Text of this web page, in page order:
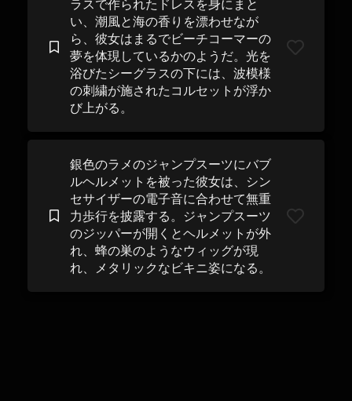
ラスで作られたドレスを身にまと
い、潮風と海の香りを漂わせなが
ら、彼女はまるでビーチコーマーの
夢を体現しているかのようだ。光を
浴びたシーグラスの下には、波模様
の刺繍が施されたコルセットが浮か
び上がる。
銀色のラメのジャンプスーツにバブ
ルヘルメットを被った彼女は、シン
セサイザーの電子音に合わせて無重
力歩行を披露する。ジャンプスーツ
のジッパーが開くとヘルメットが外
れ、蜂の巣のようなウィッグが現
れ、メタリックなビキニ姿になる。